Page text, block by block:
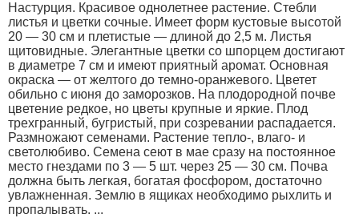
Настурция. Красивое однолетнее растение. Стебли
листья и цветки сочные. Имеет форм кустовые высотой
20 — 30 см и плетистые — длиной до 2,5 м. Листья
щитовидные. Элегантные цветки со шпорцем достигают
в диаметре 7 см и имеют приятный аромат. Основная
окраска — от желтого до темно-оранжевого. Цветет
обильно с июня до заморозков. На плодородной почве
цветение редкое, но цветы крупные и яркие. Плод
трехгранный, бугристый, при созревании распадается.
Размножают семенами. Растение тепло-, влаго- и
светолюбиво. Семена сеют в мае сразу на постоянное
место гнездами по 3 — 5 шт. через 25 — 30 см. Почва
должна быть легкая, богатая фосфором, достаточно
увлажненная. Землю в ящиках необходимо рыхлить и
пропалывать. ...